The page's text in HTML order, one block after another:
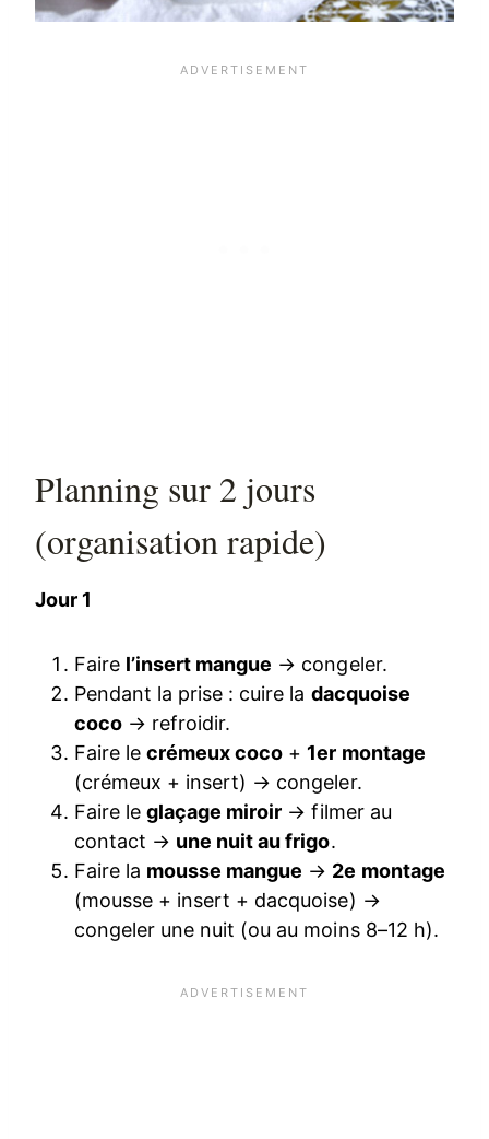
Planning sur 2 jours
(organisation rapide)
Jour 1
Faire l’insert mangue → congeler.
Pendant la prise : cuire la dacquoise
coco → refroidir.
Faire lecrémeux coco + 1er montage
(crémeux + insert) → congeler.
Faire leglaçage miroir → filmer au
contact → une nuit au frigo.
Faire la mousse mangue → 2e montage
(mousse + insert + dacquoise) →
congeler une nuit (ou au moins 8–12 h).